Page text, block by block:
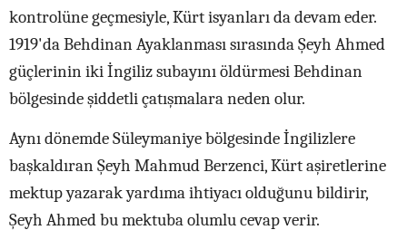
kontrolüne geçmesiyle, Kürt isyanları da devam eder.
1919'da Behdinan Ayaklanması sırasında Şeyh Ahmed
güçlerinin iki İngiliz subayını öldürmesi Behdinan
bölgesinde şiddetli çatışmalara neden olur.
Aynı dönemde Süleymaniye bölgesinde İngilizlere
başkaldıran Şeyh Mahmud Berzenci, Kürt aşiretlerine
mektup yazarak yardıma ihtiyacı olduğunu bildirir,
Şeyh Ahmed bu mektuba olumlu cevap verir.